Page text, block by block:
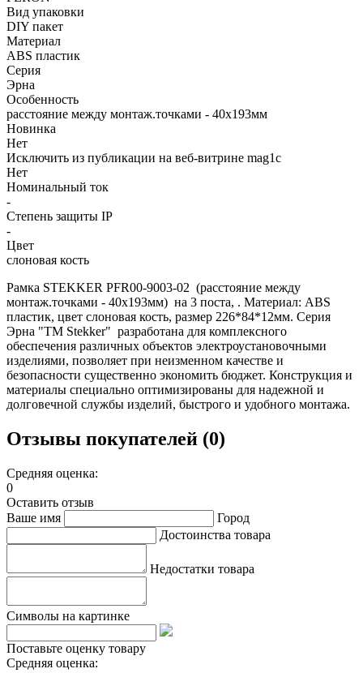
Вид упаковки
DIY пакет
Материал
ABS пластик
Серия
Эрна
Особенность
расстояние между монтаж.точками - 40х193мм
Новинка
Нет
Исключить из публикации на веб-витрине mag1c
Нет
Номинальный ток
-
Степень защиты IP
-
Цвет
слоновая кость
Рамка STEKKER PFR00-9003-02 (расстояние между
монтаж.точками - 40х193мм) на 3 поста, . Материал: ABS
пластик, цвет слоновая кость, размер 226*84*12мм. Серия
Эрна "TM Stekker" разработана для комплексного
обеспечения различных объектов электроустановочными
изделиями, позволяет при неизменном качестве и
безопасности существенно экономить бюджет. Конструкция и
материалы специально оптимизированы для надежной и
долговечной службы изделий, быстрого и удобного монтажа.
Отзывы покупателей (0)
Средняя оценка:
0
Оставить отзыв
Ваше имя
Город
Достоинства товара
Недостатки товара
Символы на картинке
Поставьте оценку товару
Средняя оценка: